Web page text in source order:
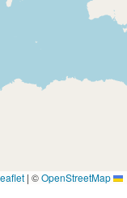
| ©OpenStreetMap